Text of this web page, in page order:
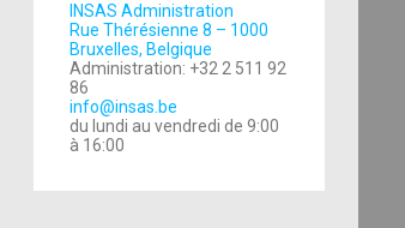
INSAS Administration
Rue Thérésienne 8 – 1000
Bruxelles, Belgique
Administration: +32 2 511 92
86
info@insas.be
du lundi au vendredi de 9:00
à 16:00